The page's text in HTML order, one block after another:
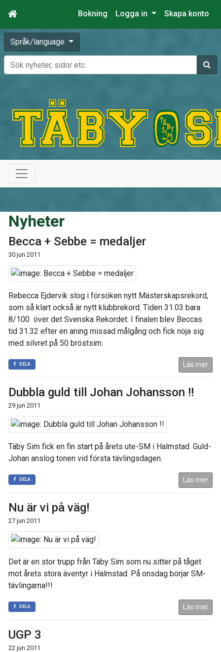
Bokning Logga in Skapa konto
Språk/language
Sök
Nyheter
Becca + Sebbe = medaljer
30 jun 2011
Rebecca Ejdervik slog i försöken nytt Mästerskapsrekord,
som så klart också är nytt klubbrekord. Tiden 31.03 bara
8/100 över det Svenska Rekordet. I finalen blev Beccas
tid 31.32 efter en aning missad målgång och fick nöja sig
med silvret på 50 bröstsim.
DELA Läs mer
Dubbla guld till Johan Johansson !!
29 jun 2011
Täby Sim fick en fin start på årets ute-SM i Halmstad. Guld-
Johan anslog tonen vid första tävlingsdagen.
DELA Läs mer
Nu är vi på väg!
27 jun 2011
Det är en stor trupp från Täby Sim som nu sitter på tåget
mot årets stora äventyr i Halmstad. På onsdag börjar SM-
tävlingarna!!!
DELA Läs mer
UGP 3
22 jun 2011